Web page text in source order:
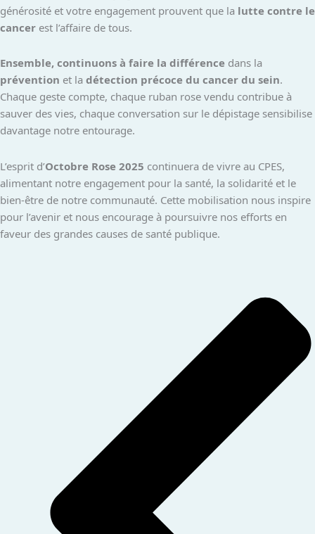
générosité et votre engagement prouvent que la lutte contre le
cancer est l’affaire de tous.
Ensemble, continuons à faire la différence dans la
prévention et la détection précoce du cancer du sein.
Chaque geste compte, chaque ruban rose vendu contribue à
sauver des vies, chaque conversation sur le dépistage sensibilise
davantage notre entourage.
L’esprit d’Octobre Rose 2025 continuera de vivre au CPES,
alimentant notre engagement pour la santé, la solidarité et le
bien-être de notre communauté. Cette mobilisation nous inspire
pour l’avenir et nous encourage à poursuivre nos efforts en
faveur des grandes causes de santé publique.